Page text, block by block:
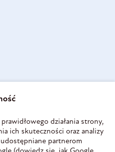
działania strony,
ich skuteczności oraz analizy
partnerom